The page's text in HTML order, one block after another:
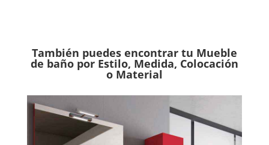
También puedes encontrar tu Mueble
de baño por Estilo, Medida, Colocación
o Material